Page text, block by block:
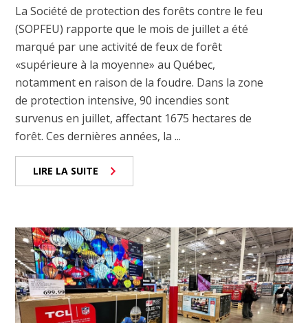
La Société de protection des forêts contre le feu
(SOPFEU) rapporte que le mois de juillet a été
marqué par une activité de feux de forêt
«supérieure à la moyenne» au Québec,
notamment en raison de la foudre. Dans la zone
de protection intensive, 90 incendies sont
survenus en juillet, affectant 1675 hectares de
forêt. Ces dernières années, la ...
LIRE LA SUITE